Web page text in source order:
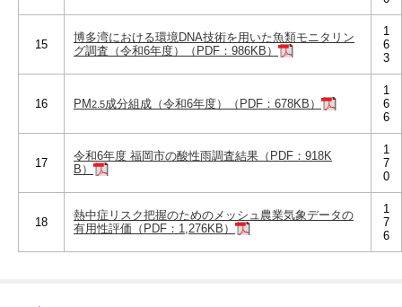
15
博多湾における環境DNA技術を用いた魚類モニタリン
グ調査（令和6年度）（PDF：986KB）
1
6
3
16 PM2.5成分組成（令和6年度）（PDF：678KB）
1
6
6
17
令和6年度 福岡市の酸性雨調査結果（PDF：918K
B）
1
7
0
18
熱中症リスク把握のためのメッシュ農業気象データの
有用性評価（PDF：1,276KB）
1
7
6